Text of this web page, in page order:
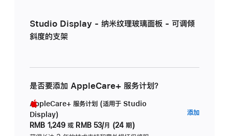
Studio Display - 纳米纹理玻璃面板 - 可调倾
斜度的支架
是否要添加 AppleCare+ 服务计划？
AppleCare+ 服务计划 (适用于 Studio
Display)
RMB 1,249 或 RMB 53/月 (24 期)
添加